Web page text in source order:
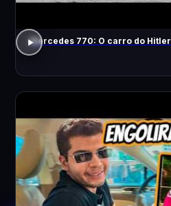
Mercedes 770: O carro do Hitler